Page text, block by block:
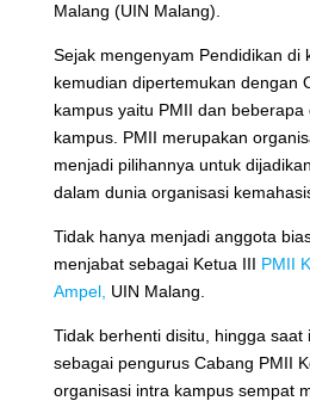
Malang (UIN Malang).
Sejak mengenyam Pendidikan di
kemudian dipertemukan dengan
kampus yaitu PMII dan beberapa
kampus. PMII merupakan
menjadi pilihannya untuk
dalam dunia organisasi
Tidak hanya menjadi anggota
menjabat sebagai Ketua III PMII
Ampel, UIN Malang.
Tidak berhenti disitu, hingga saat
sebagai pengurus Cabang PMII
organisasi intra kampus sempat